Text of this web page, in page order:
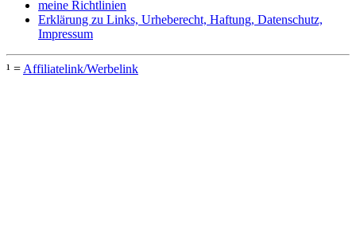
meine Richtlinien
Erklärung zu Links, Urheberecht, Haftung, Datenschutz,
Impressum
¹ = Affiliatelink/Werbelink